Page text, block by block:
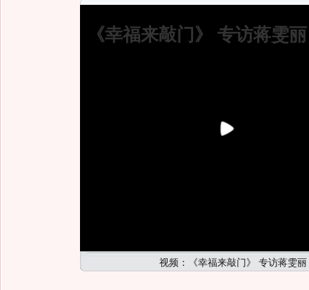
《幸福来敲门》 专访蒋雯丽
视频：《幸福来敲门》 专访蒋雯丽